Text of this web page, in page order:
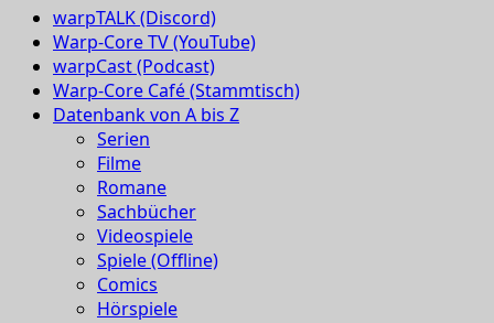
warpTALK (Discord)
Warp-Core TV (YouTube)
warpCast (Podcast)
Warp-Core Café (Stammtisch)
Datenbank von A bis Z
Serien
Filme
Romane
Sachbücher
Videospiele
Spiele (Offline)
Comics
Hörspiele